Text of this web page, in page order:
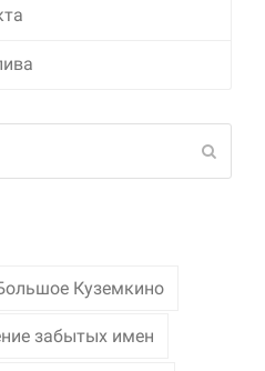
Куземкино
забытых имен